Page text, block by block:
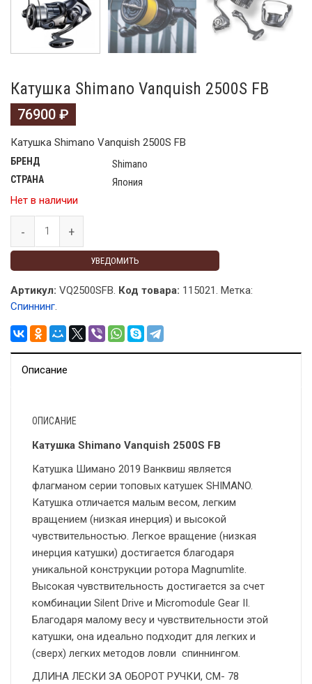
Катушка Shimano Vanquish 2500S FB
76900 ₽
Катушка Shimano Vanquish 2500S FB
БРЕНД Shimano
СТРАНА
Япония
Нет в наличии
УВЕДОМИТЬ
Артикул: VQ2500SFB. Код товара: 115021. Метка:
Спиннинг.
Описание
ОПИСАНИЕ
Катушка Shimano Vanquish 2500S FB
Катушка Шимано 2019 Ванквиш является
флагманом серии топовых катушек SHIMANO.
Катушка отличается малым весом, легким
вращением (низкая инерция) и высокой
чувствительностью. Легкое вращение (низкая
инерция катушки) достигается благодаря
уникальной конструкции ротора Magnumlite.
Высокая чувствительность достигается за счет
комбинации Silent Drive и Micromodule Gear II.
Благодаря малому весу и чувствительности этой
катушки, она идеально подходит для легких и
(сверх) легких методов ловли спиннингом.
ДЛИНА ЛЕСКИ ЗА ОБОРОТ РУЧКИ, СМ- 78